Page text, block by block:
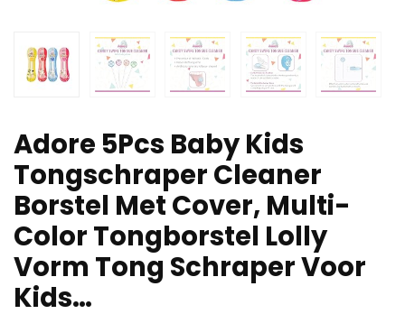
Adore 5Pcs Baby Kids
Tongschraper Cleaner
Borstel Met Cover, Multi-
Color Tongborstel Lolly
Vorm Tong Schraper Voor
Kids…